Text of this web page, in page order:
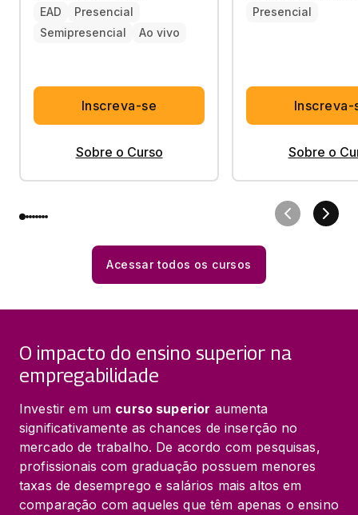
EAD
Presencial
Semipresencial
Ao vivo
Inscreva-se
Sobre o Curso
Presencial
Inscreva-
Sobre o
Acessar todos os cursos
O impacto do ensino superior na
empregabilidade
Investir em um curso superior aumenta
significativamente as chances de inserção no
mercado de trabalho. De acordo com pesquisas,
profissionais com graduação possuem menores
taxas de desemprego e salários mais altos em
comparação com aqueles que têm apenas o ensino